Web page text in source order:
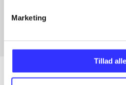
Marketing
Tillad alle